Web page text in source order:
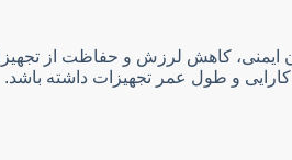
کاهش لرزش و حفاظت از
و طول عمر تجهیزات داشته باشد.